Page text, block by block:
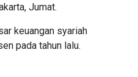
Jumat.
keuangan syariah
pada tahun lalu.